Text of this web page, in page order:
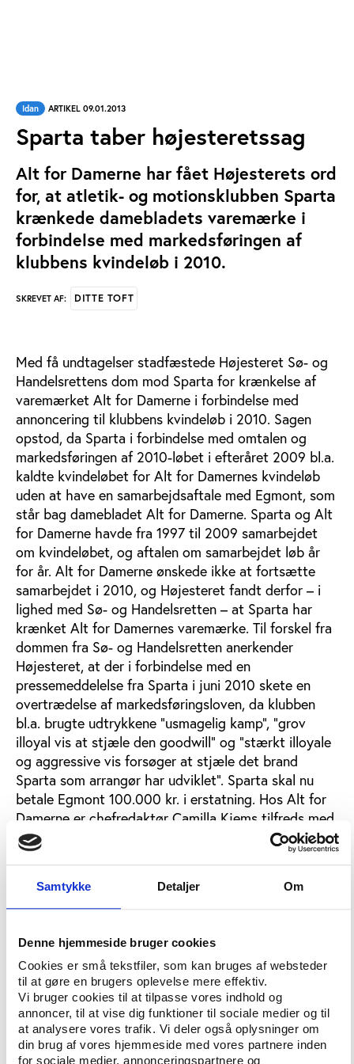
Samtykke Detaljer Om
Denne hjemmeside bruger cookies
Cookies er små tekstfiler, som kan bruges af websteder
til at gøre en brugers oplevelse mere effektiv.
Vi bruger cookies til at tilpasse vores indhold og
annoncer, til at vise dig funktioner til sociale medier og til
at analysere vores trafik. Vi deler også oplysninger om
din brug af vores hjemmeside med vores partnere inden
for sociale medier, annonceringspartnere og
Idan ARTIKEL 09.01.2013
Sparta taber højesteretssag
Alt for Damerne har fået Højesterets ord
for, at atletik- og motionsklubben Sparta
krænkede damebladets varemærke i
forbindelse med markedsføringen af
klubbens kvindeløb i 2010.
SKREVET AF: DITTE TOFT
Med få undtagelser stadfæstede Højesteret Sø- og
Handelsrettens dom mod Sparta for krænkelse af
varemærket Alt for Damerne i forbindelse med
annoncering til klubbens kvindeløb i 2010. Sagen
opstod, da Sparta i forbindelse med omtalen og
markedsføringen af 2010-løbet i efteråret 2009 bl.a.
kaldte kvindeløbet for Alt for Damernes kvindeløb
uden at have en samarbejdsaftale med Egmont, som
står bag damebladet Alt for Damerne. Sparta og Alt
for Damerne havde fra 1997 til 2009 samarbejdet
om kvindeløbet, og aftalen om samarbejdet løb år
for år. Alt for Damerne ønskede ikke at fortsætte
samarbejdet i 2010, og Højesteret fandt derfor – i
lighed med Sø- og Handelsretten – at Sparta har
krænket Alt for Damernes varemærke. Til forskel fra
dommen fra Sø- og Handelsretten anerkender
Højesteret, at der i forbindelse med en
pressemeddelelse fra Sparta i juni 2010 skete en
overtrædelse af markedsføringsloven, da klubben
bl.a. brugte udtrykkene ”usmagelig kamp”, ”grov
illoyal vis at stjæle den goodwill” og ”stærkt illoyale
og aggressive vis forsøger at stjæle det brand
Sparta som arrangør har udviklet”. Sparta skal nu
betale Egmont 100.000 kr. i erstatning. Hos Alt for
Damerne er chefredaktør Camilla Kjems tilfreds med
stadfæstelsen: ”Vi er meget tilfredse med
stadfæstelsen af dommen, der nu ikke længere kan
ulovligt, da den brugte Alt for Damernes varemærke
til at markedsføre deres kvindeløb,” siger Camilla
Motion tager direktør Dorte Vibjerg ved lære af
sagen: ”Vi har lært, at vi skal have nogle mere
professionelle sponsoraftaler. De kontrakter, vi har
lavet med samarbejdspartnere tidligere, har været
alt for åbne. Vi har stolet for meget på folk,” siger
Dorte Vibjerg til dagbladet Politiken.